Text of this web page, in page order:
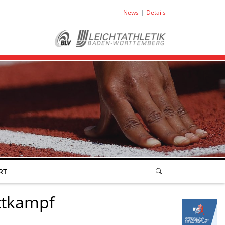
News Details